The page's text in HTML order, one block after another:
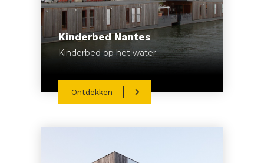
Kinderbed Nantes
Kinderbed op het water
Ontdekken